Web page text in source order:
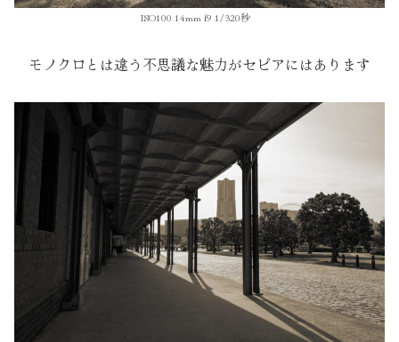
ISO100 14mm f9 1/320秒
モノクロとは違う不思議な魅力がセピアにはあります